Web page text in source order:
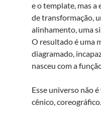
e o template, mas
de transformação,
alinhamento, uma
O resultado é uma
diagramado,
nasceu com a
Esse universo não
cênico, coreográfico.